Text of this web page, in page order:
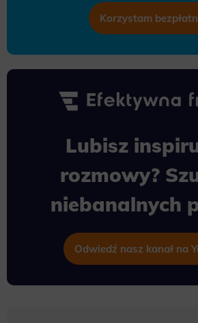
Korzystam
Lubisz
rozmowy?
niebanalnych
Odwiedź nasz kanał na